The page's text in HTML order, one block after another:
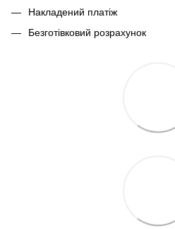
Накладений платіж
Безготівковий розрахунок